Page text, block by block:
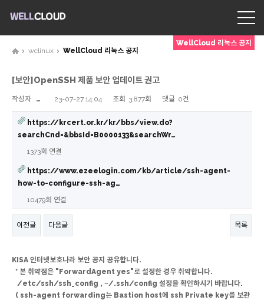
wclinux WellCloud 리눅스 공지
WellCloud 리눅스 공지
[보안]OpenSSH 제품 보안 업데이트 권고
작성자 … 23-07-27 14:04 조회 3,877회 댓글 0건
https://krcert.or.kr/kr/bbs/view.do?
searchCnd=&bbsId=B0000133&searchWr…
1373회 연결
https://www.ezeelogin.com/kb/article/ssh-agent-
how-to-configure-ssh-ag…
10479회 연결
이전글 다음글 목록
KISA 인터넷보호나라 보안 공지 공유합니다.
* 본 취약점은 "ForwardAgent yes"로 설정한 경우 취약합니다.
/etc/ssh/ssh_config , ~/.ssh/config 설정을 확인하시기 바랍니다.
( ssh-agent forwarding는 Bastion host에 ssh Private key를 보관